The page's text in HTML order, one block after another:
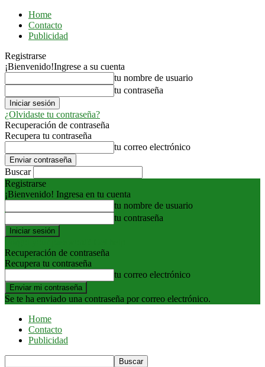
Home
Contacto
Publicidad
Registrarse
¡Bienvenido!Ingrese a su cuenta
tu nombre de usuario
tu contraseña
¿Olvidaste tu contraseña?
Recuperación de contraseña
Recupera tu contraseña
tu correo electrónico
Buscar
Registrarse
¡Bienvenido! Ingresa en tu cuenta
tu nombre de usuario
tu contraseña
Recuperación de contraseña
Recupera tu contraseña
tu correo electrónico
Se te ha enviado una contraseña por correo electrónico.
Home
Contacto
Publicidad